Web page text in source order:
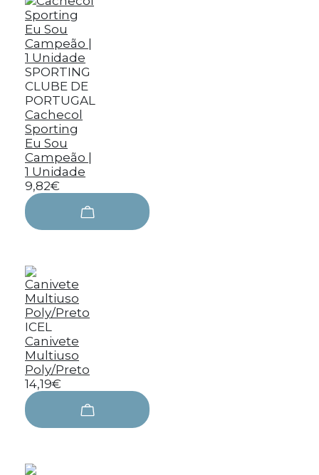
SPORTING
CLUBE DE
PORTUGAL
Cachecol
Sporting
Eu Sou
Campeão |
1 Unidade
9,82€
ICEL
Canivete
Multiuso
Poly/Preto
14,19€